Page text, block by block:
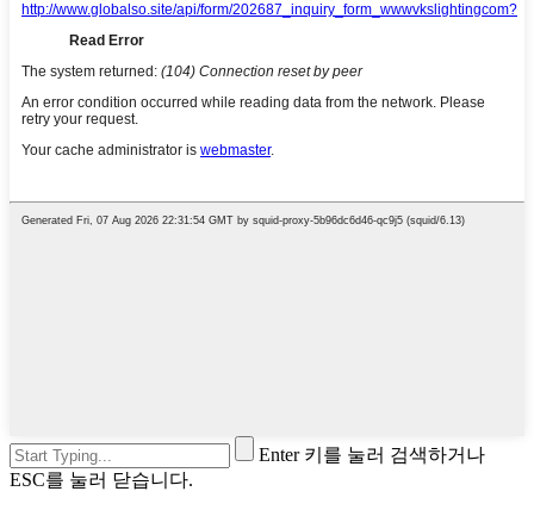
Enter 키를 눌러 검색하거나
ESC를 눌러 닫습니다.